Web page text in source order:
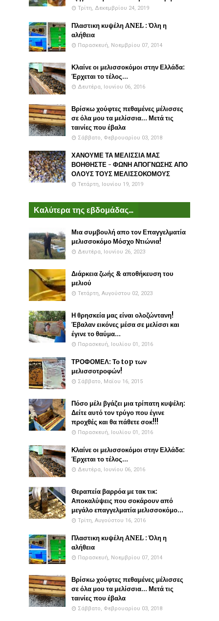
Τρίτη, Δεκεμβρίου 24, 2019
Πλαστικη κυψέλη ANEL : Όλη η
αλήθεια
Παρασκευή, Νοεμβρίου 07, 2014
Κλαίνε οι μελισσοκόμοι στην Ελλάδα:
Έρχεται το τέλος...
Δευτέρα, Ιουνίου 06, 2016
Βρίσκω χούφτες πεθαμένες μέλισσες
σε όλα μου τα μελίσσια... Μετά τις
ταινίες που έβαλα
Σάββατο, Φεβρουαρίου 03, 2018
ΧΑΝΟΥΜΕ ΤΑ ΜΕΛΙΣΣΙΑ ΜΑΣ
ΒΟΗΘΗΣΤΕ - ΦΩΝΗ ΑΠΟΓΝΩΣΗΣ ΑΠΟ
ΟΛΟΥΣ ΤΟΥΣ ΜΕΛΙΣΣΟΚΟΜΟΥΣ
Τετάρτη, Ιουνίου 19, 2019
Καλύτερα της εβδομάδας...
Μια συμβουλή απο τον Επαγγελματία
μελισσοκόμο Μόσχο Ντιώνια!
Δευτέρα, Ιουνίου 26, 2023
Διάρκεια ζωής & αποθήκευση του
μελιού
Τετάρτη, Αυγούστου 02, 2023
Η θρησκεία μας είναι ολοζώντανη!
Έβαλαν εικόνες μέσα σε μελίσσι και
έγινε το θαύμα...
Παρασκευή, Ιουλίου 01, 2016
ΤΡΟΦΟΜΕΛ: Το top των
μελισσοτροφών!
Σάββατο, Μαΐου 16, 2015
Πόσο μέλι βγάζει μια τρίπατη κυψέλη:
Δείτε αυτό τον τρύγο που έγινε
προχθές και θα πάθετε σοκ!!!
Παρασκευή, Ιουλίου 01, 2016
Κλαίνε οι μελισσοκόμοι στην Ελλάδα:
Έρχεται το τέλος...
Δευτέρα, Ιουνίου 06, 2016
Θεραπεία βαρρόα με τακ τικ:
Αποκαλύψεις που σοκάρουν από
μεγάλο επαγγελματία μελισσοκόμο...
Τρίτη, Αυγούστου 16, 2016
Πλαστικη κυψέλη ANEL : Όλη η
αλήθεια
Παρασκευή, Νοεμβρίου 07, 2014
Βρίσκω χούφτες πεθαμένες μέλισσες
σε όλα μου τα μελίσσια... Μετά τις
ταινίες που έβαλα
Σάββατο, Φεβρουαρίου 03, 2018